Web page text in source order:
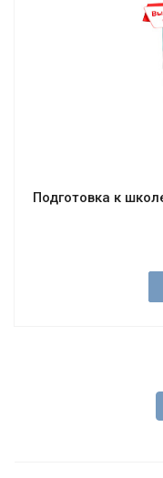
Подготовка к